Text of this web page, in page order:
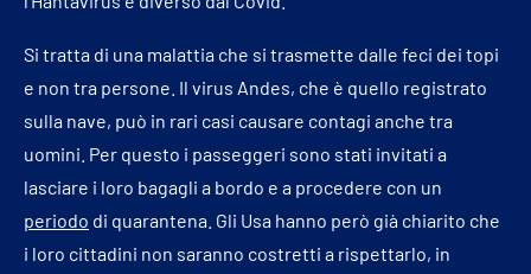
Si tratta di una malattia che si trasmette dalle feci dei topi
e non tra persone. Il virus Andes, che è quello registrato
sulla nave, può in rari casi causare contagi anche tra
uomini. Per questo i passeggeri sono stati invitati a
lasciare i loro bagagli a bordo e a procedere con un
periodo di quarantena. Gli Usa hanno però già chiarito che
i loro cittadini non saranno costretti a rispettarlo, in